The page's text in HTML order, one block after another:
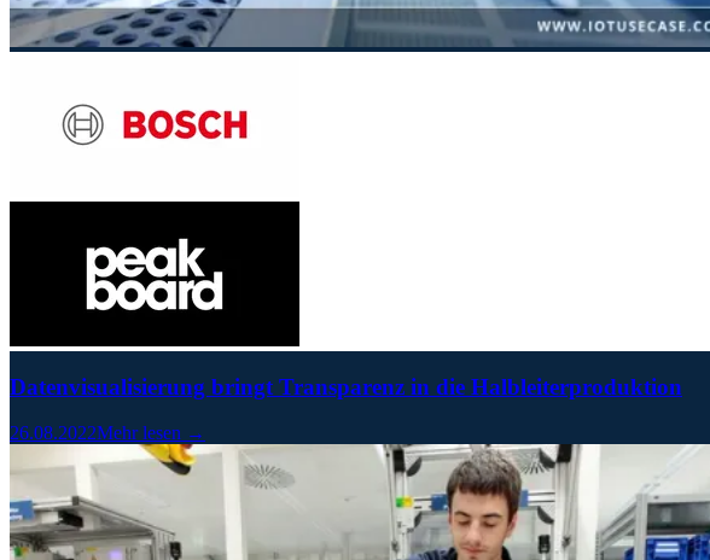
Datenvisualisierung bringt Transparenz in die Halbleiterproduktion
26.08.2022Mehr lesen →